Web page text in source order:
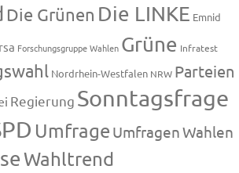
Die Grünen Die LINKE Emnid
Forschungsgruppe Wahlen Grüne Infratest
Nordrhein-Westfalen NRW Parteien
Regierung Sonntagsfrage
Umfrage UmfragenWahlen
Wahltrend